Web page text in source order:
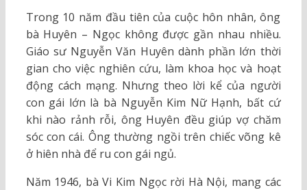
Trong 10 năm đầu tiên của cuộc hôn nhân, ông
bà Huyên – Ngọc không được gần nhau nhiều.
Giáo sư Nguyễn Văn Huyên dành phần lớn thời
gian cho việc nghiên cứu, làm khoa học và hoạt
động cách mạng. Nhưng theo lời kể của người
con gái lớn là bà Nguyễn Kim Nữ Hạnh, bất cứ
khi nào rảnh rỗi, ông Huyên đều giúp vợ chăm
sóc con cái. Ông thường ngồi trên chiếc võng kê
ở hiên nhà để ru con gái ngủ.
Năm 1946, bà Vi Kim Ngọc rời Hà Nội, mang các